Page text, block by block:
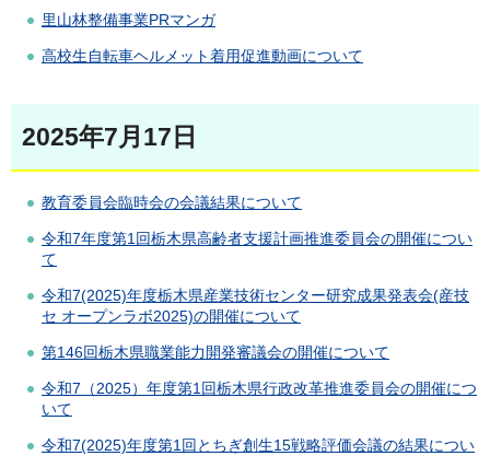
里山林整備事業PRマンガ
高校生自転車ヘルメット着用促進動画について
2025年7月17日
教育委員会臨時会の会議結果について
令和7年度第1回栃木県高齢者支援計画推進委員会の開催につい
て
令和7(2025)年度栃木県産業技術センター研究成果発表会(産技
セ オープンラボ2025)の開催について
第146回栃木県職業能力開発審議会の開催について
令和7（2025）年度第1回栃木県行政改革推進委員会の開催につ
いて
令和7(2025)年度第1回とちぎ創生15戦略評価会議の結果につい